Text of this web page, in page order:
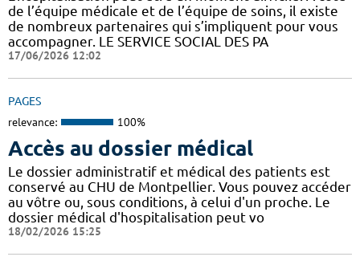
de l’équipe médicale et de l’équipe de soins, il existe
de nombreux partenaires qui s’impliquent pour vous
accompagner. LE SERVICE SOCIAL DES PA
17/06/2026 12:02
PAGES
relevance: 100%
Accès au dossier médical
Le dossier administratif et médical des patients est
conservé au CHU de Montpellier. Vous pouvez accéder
au vôtre ou, sous conditions, à celui d'un proche. Le
dossier médical d'hospitalisation peut vo
18/02/2026 15:25